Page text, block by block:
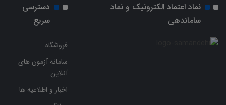
نماد اعتماد الکترونیک و نماد
ساماندهی
دسترسی
سریع
فروشگاه
سامانه آزمون های
آنلاین
اخبار و اطلاعیه ها